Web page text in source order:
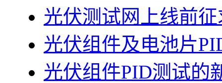
光伏测试网上线前
光伏组件及电池片
光伏组件PID测试的